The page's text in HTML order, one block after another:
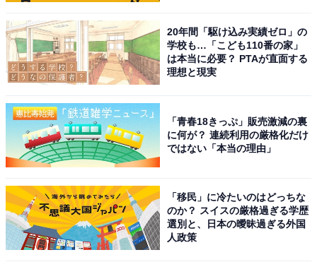
20年間「駆け込み実績ゼロ」の
学校も…「こども110番の家」
は本当に必要？ PTAが直面する
理想と現実
「青春18きっぷ」販売激減の裏
に何が？ 連続利用の厳格化だけ
ではない「本当の理由」
「移民」に冷たいのはどっちな
のか？ スイスの厳格過ぎる学歴
選別と、日本の曖昧過ぎる外国
人政策